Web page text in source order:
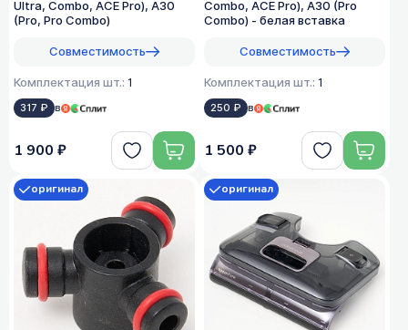
Ultra, Combo, ACE Pro), A30
(Pro, Pro Combo)
Совместимость
Комплектация шт.: 1
317 ₽ в
1 900 ₽
Combo, ACE Pro), A30 (Pro
Combo) - белая вставка
Совместимость
Комплектация шт.: 1
250 ₽ в
1 500 ₽
оригинал оригинал